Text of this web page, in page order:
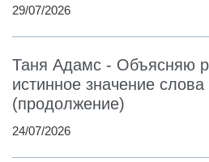
29/07/2026
Таня Адамс - Объясняю
истинное значение слова
(продолжение)
24/07/2026